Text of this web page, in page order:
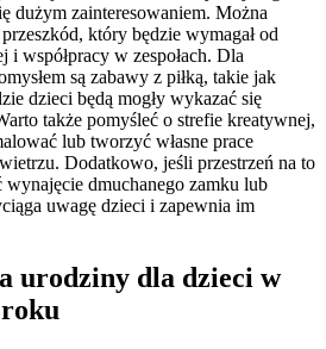
dużym zainteresowaniem. Można
który będzie wymagał od
współpracy w zespołach. Dla
są zabawy z piłką, takie jak
dzieci będą mogły wykazać się
także pomyśleć o strefie kreatywnej,
lub tworzyć własne prace
Dodatkowo, jeśli przestrzeń na to
dmuchanego zamku lub
uwagę dzieci i zapewnia im
urodziny dla dzieci w